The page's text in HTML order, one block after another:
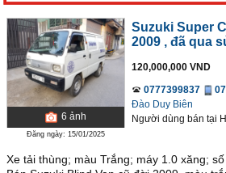
6 ảnh
Đăng ngày: 15/01/2025
Suzuki Super
2009 , đã qua
120,000,000 VND
0777399837
Đào Duy Biên
Người dùng bán tại
Xe tải thùng; màu Trắng; máy 1.0 xăng;